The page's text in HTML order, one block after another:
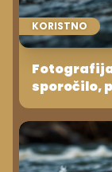
KORISTNO
sporočilo,